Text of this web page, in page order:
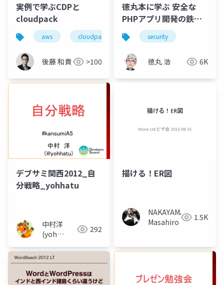
実例で学ぶCDPと
cloudpack
aws cloudpack
後藤 和貴 >100
徳丸本に学ぶ 安全な
PHPアプリ開発の鉄則
2012
security
徳丸 浩 6K
デブサミ関西2012_自
分戦略_yohhatu
中村洋
(yoh
292
描ける！ER図
NAKAYAMA
Masahiro
1.5K